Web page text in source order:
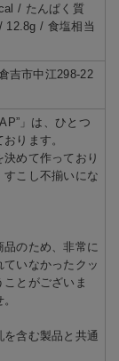
/ たんぱく質
12.8g / 食塩相当
吉市中江298-22
」は、ひとつ
ります。
めて作っており
すこし不揃いにな
品のため、非常に
いなかったクッ
とがございま
含む製品と共通